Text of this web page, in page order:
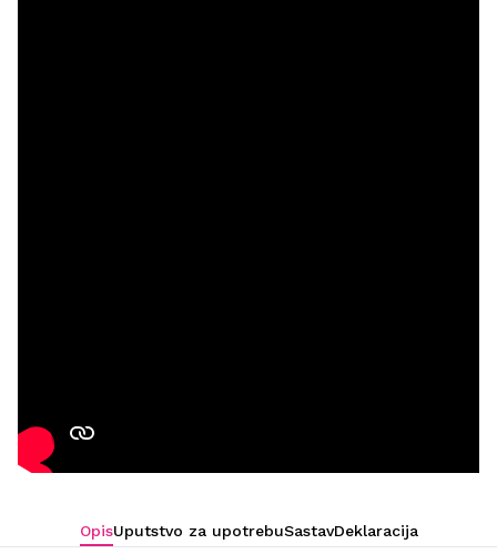
OpisUputstvo za upotrebuSastavDeklaracija